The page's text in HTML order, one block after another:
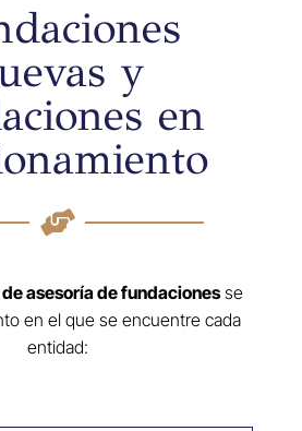
y
en

asesoría de fundacionesse
en el que se encuentre cada
entidad: